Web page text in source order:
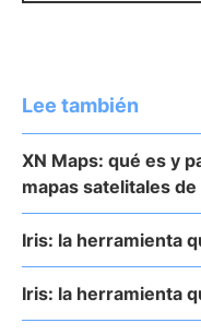
Lee también
XN Maps: qué es y
mapas satelitales
Iris: la herramienta
Iris: la herramienta